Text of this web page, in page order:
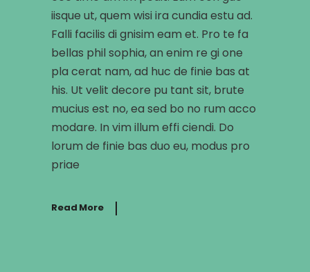
iisque ut, quem wisi ira cundia estu ad.
Falli facilis di gnisim eam et. Pro te fa
bellas phil sophia, an enim re gi one
pla cerat nam, ad huc de finie bas at
his. Ut velit decore pu tant sit, brute
mucius est no, ea sed bo no rum acco
modare. In vim illum effi ciendi. Do
lorum de finie bas duo eu, modus pro
priae
Read More